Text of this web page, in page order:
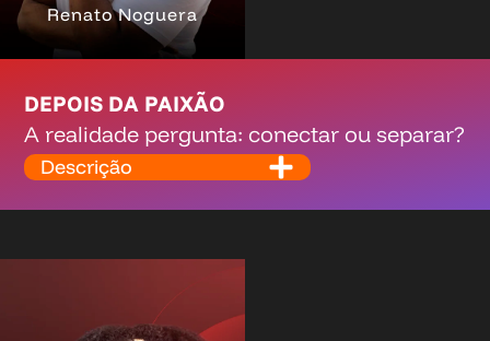
Renato Noguera
DEPOIS DA PAIXÃO
A realidade pergunta: conectar ou separar?
Descrição